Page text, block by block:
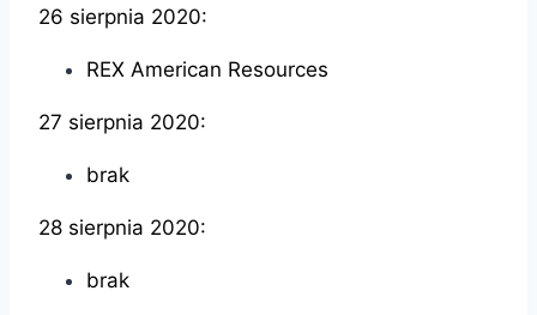
26 sierpnia 2020:
REX American Resources
27 sierpnia 2020:
brak
28 sierpnia 2020:
brak